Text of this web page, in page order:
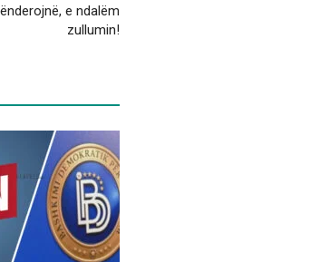
e ndalëm
zullumin!